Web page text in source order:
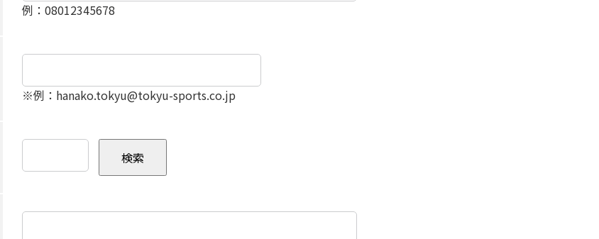
例：08012345678
※例：hanako.tokyu@tokyu-sports.co.jp